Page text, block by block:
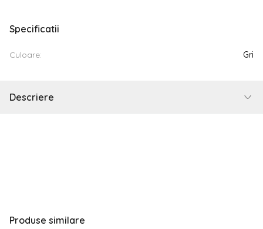
Specificatii
Culoare: Gri
Descriere
Produse similare